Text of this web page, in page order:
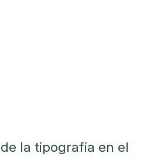
la tipografía en el